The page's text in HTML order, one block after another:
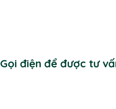
Gọi điện để được tư